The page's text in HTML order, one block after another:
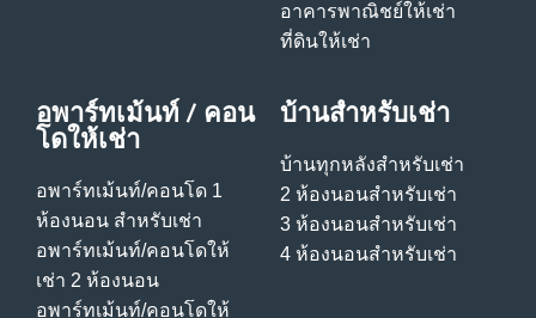
อาคารพาณิชย์ให้เช่า
ที่ดินให้เช่า
อพาร์ทเม้นท์ / คอน
โดให้เช่า
อพาร์ทเม้นท์/คอนโด 1
ห้องนอน สําหรับเช่า
อพาร์ทเม้นท์/คอนโดให้
เช่า 2 ห้องนอน
อพาร์ทเม้นท์/คอนโดให้
บ้านสําหรับเช่า
บ้านทุกหลังสําหรับเช่า
2 ห้องนอนสําหรับเช่า
3 ห้องนอนสําหรับเช่า
4 ห้องนอนสําหรับเช่า